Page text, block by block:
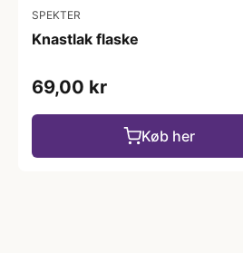
SPEKTER
Knastlak flaske
69,00 kr
Køb her